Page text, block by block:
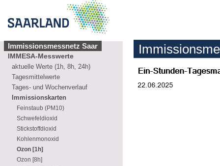
Immissionsmessnetz Saar
IMMESA-Messwerte
aktuelle Werte (1h, 8h, 24h)
Tagesmittelwerte
Tages- und Wochenverlauf
Immissionskarten
Feinstaub (PM10)
Schwefeldioxid
Stickstoffdioxid
Kohlenmonoxid
Ozon [1h]
Ozon [8h]